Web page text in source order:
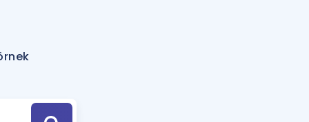
Hesaplama Aracı
için Öneriler
Tek Takvimde